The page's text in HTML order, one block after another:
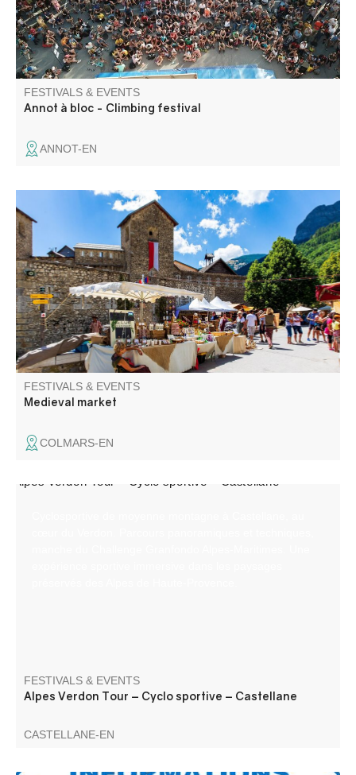
FESTIVALS & EVENTS
Annot à bloc - Climbing festival
ANNOT-EN
Flavours, scents, jewelry, woodwork, leatherwork, musical
instruments... Some sixty exhibitors present original,
hand-crafted creations.
FESTIVALS & EVENTS
Medieval market
COLMARS-EN
FESTIVALS & EVENTS
Alpes Verdon Tour – Cyclo sportive – Castellane
CASTELLANE-EN